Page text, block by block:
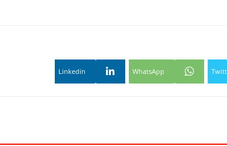
WhatsApp
Linkedin